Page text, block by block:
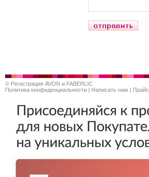
© Регистрация AVON и FABERLIC
Политика конфиденциальности | Написать нам | Прайс